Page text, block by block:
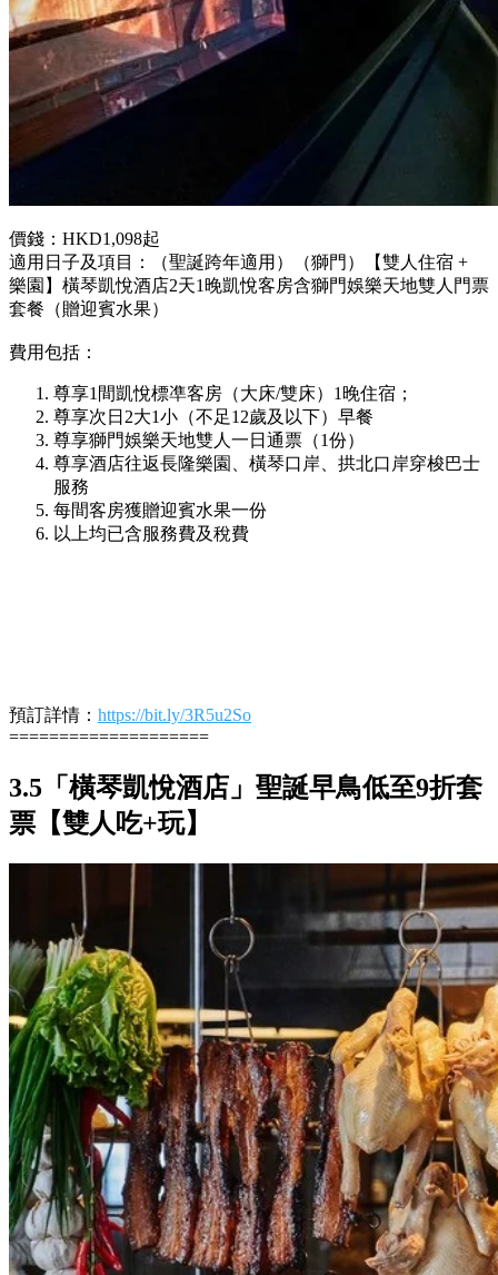
價錢：HKD1,098起
適用日子及項目：
（聖誕跨年適用）（獅門）【雙人住宿 +
樂園】橫琴凱悅酒店2天1晚凱悅客房含獅門娛樂天地雙人門票
套餐（贈迎賓水果）
費用包括：
尊享1間凱悅標凖客房（大床/雙床）1晚住宿；
尊享次日2大1小（不足12歲及以下）早餐
尊享獅門娛樂天地雙人一日通票（1份）
尊享酒店往返長隆樂園、橫琴口岸、拱北口岸穿梭巴士
服務
每間客房獲贈迎賓水果一份
以上均已含服務費及稅費
預訂詳情： https://bit.ly/3R5u2So
====================
3.5「橫琴凱悅酒店」聖誕早鳥低至9折套
票【雙人吃+玩】